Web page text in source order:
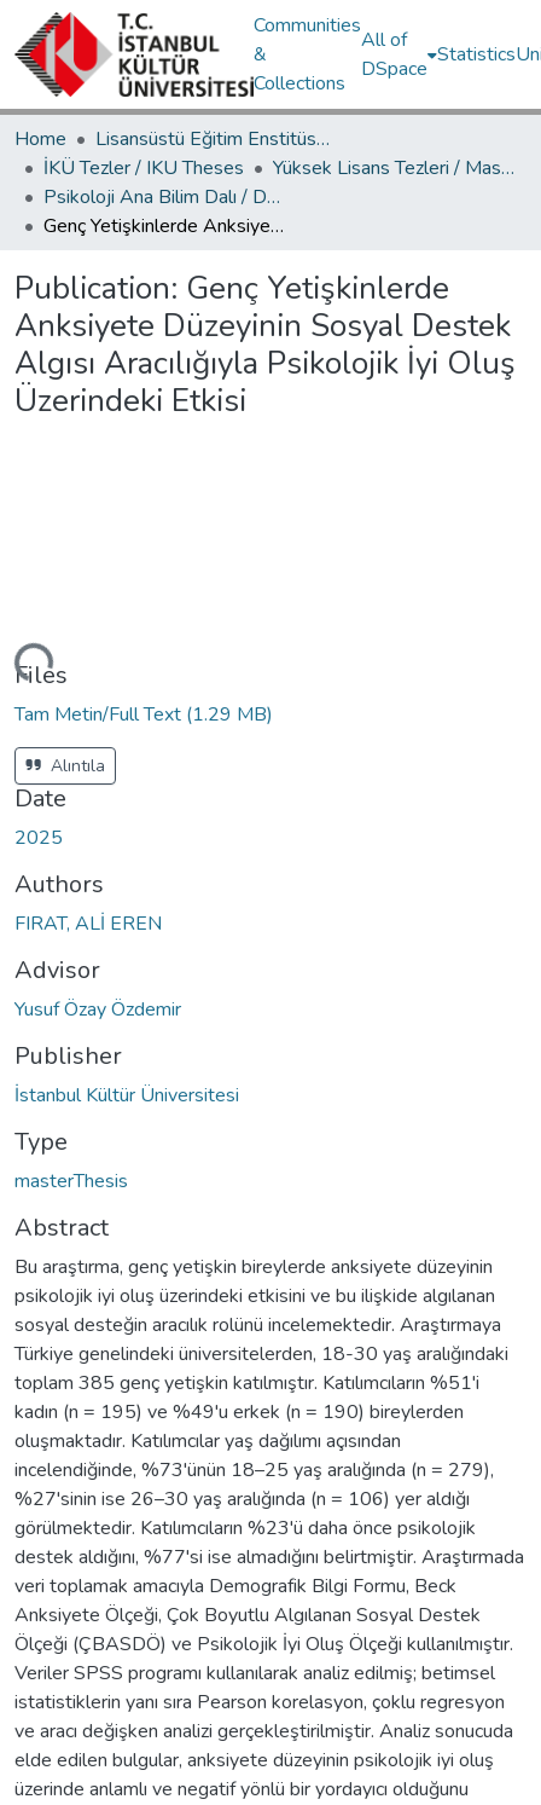
Communities
&
Collections
All of
DSpace
Statistics
Home
Lisansüstü Eğitim Enstitüsü / Postgraduate Education Institute
İKÜ Tezler / IKU Theses
Yüksek Lisans Tezleri / Master's Theses
Psikoloji Ana Bilim Dalı / Department of Psychology
Genç Yetişkinlerde Anksiyete Düzeyinin Sosyal Destek Algısı Aracılığıyla Psikolojik İyi Oluş Üzerindeki Etkisi
Publication: Genç Yetişkinlerde
Anksiyete Düzeyinin Sosyal Destek
Algısı Aracılığıyla Psikolojik İyi Oluş
Üzerindeki Etkisi
Files
Tam Metin/Full Text (1.29 MB)
Alıntıla
Date
2025
Authors
FIRAT, ALİ EREN
Advisor
Yusuf Özay Özdemir
Publisher
İstanbul Kültür Üniversitesi
Type
masterThesis
Abstract
Bu araştırma, genç yetişkin bireylerde anksiyete düzeyinin
psikolojik iyi oluş üzerindeki etkisini ve bu ilişkide algılanan
sosyal desteğin aracılık rolünü incelemektedir. Araştırmaya
Türkiye genelindeki üniversitelerden, 18-30 yaş aralığındaki
toplam 385 genç yetişkin katılmıştır. Katılımcıların %51'i
kadın (n = 195) ve %49'u erkek (n = 190) bireylerden
oluşmaktadır. Katılımcılar yaş dağılımı açısından
incelendiğinde, %73'ünün 18–25 yaş aralığında (n = 279),
%27'sinin ise 26–30 yaş aralığında (n = 106) yer aldığı
görülmektedir. Katılımcıların %23'ü daha önce psikolojik
destek aldığını, %77'si ise almadığını belirtmiştir. Araştırmada
veri toplamak amacıyla Demografik Bilgi Formu, Beck
Anksiyete Ölçeği, Çok Boyutlu Algılanan Sosyal Destek
Ölçeği (ÇBASDÖ) ve Psikolojik İyi Oluş Ölçeği kullanılmıştır.
Veriler SPSS programı kullanılarak analiz edilmiş; betimsel
istatistiklerin yanı sıra Pearson korelasyon, çoklu regresyon
ve aracı değişken analizi gerçekleştirilmiştir. Analiz sonucuda
elde edilen bulgular, anksiyete düzeyinin psikolojik iyi oluş
üzerinde anlamlı ve negatif yönlü bir yordayıcı olduğunu